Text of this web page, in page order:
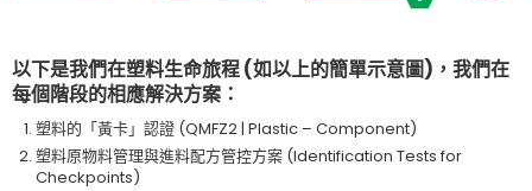
以下是我們在塑料生命旅程 (如以上的簡單示意圖)，我們在
每個階段的相應解決方案：
塑料的「黃卡」認證 (QMFZ2 | Plastic – Component)
塑料原物料管理與進料配方管控方案 (Identification Tests for
Checkpoints)